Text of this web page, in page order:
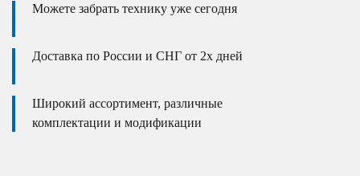
Можете забрать технику уже сегодня
Доставка по России и СНГ от 2х дней
Широкий ассортимент, различные
комплектации и модификации